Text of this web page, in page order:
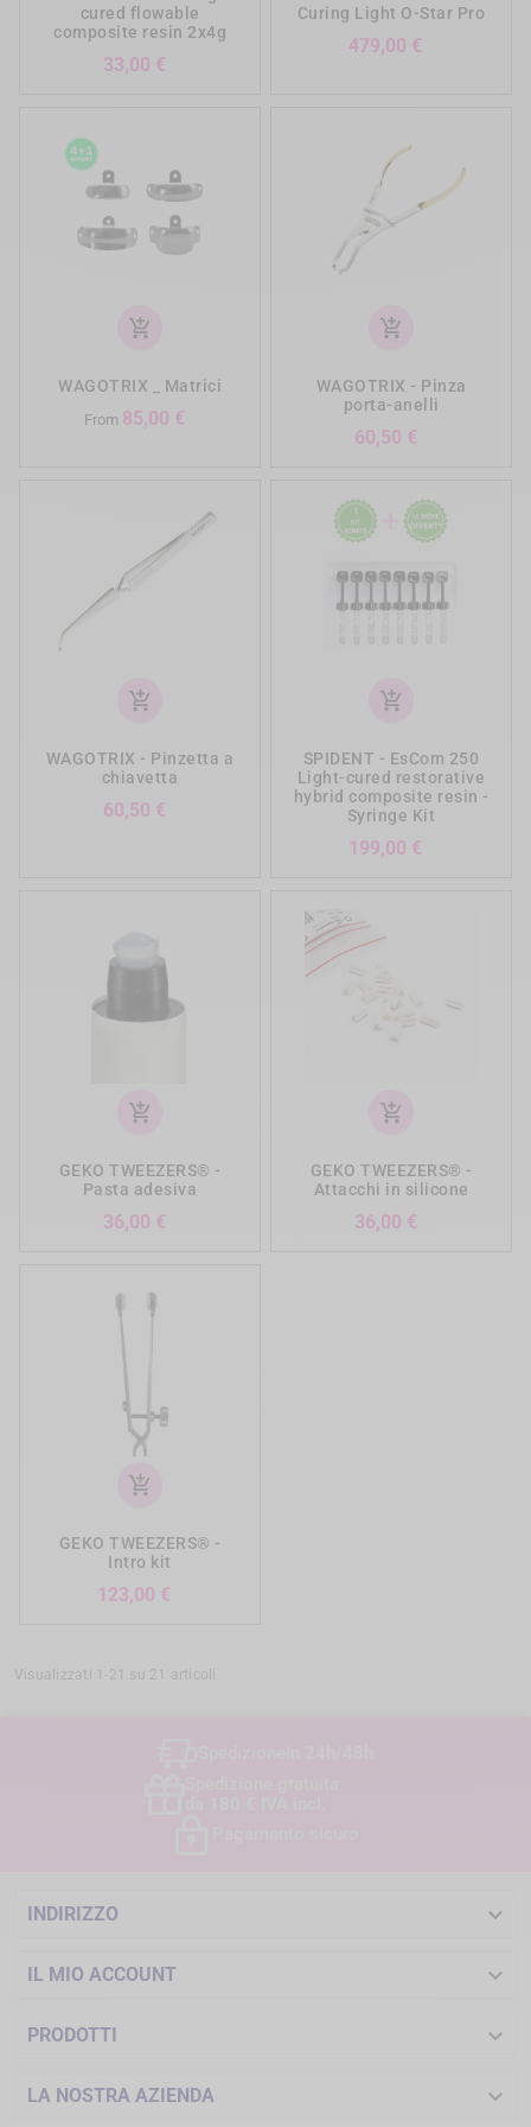
cured flowable
composite resin 2x4g
33,00 €
Curing Light O-Star Pro
479,00 €
add_shopping_cart
WAGOTRIX _ Matrici
From 85,00 €
add_shopping_cart
WAGOTRIX - Pinza
porta-anelli
60,50 €
add_shopping_cart
WAGOTRIX - Pinzetta a
chiavetta
60,50 €
add_shopping_cart
SPIDENT - EsCom 250
Light-cured restorative
hybrid composite resin -
Syringe Kit
199,00 €
add_shopping_cart
GEKO TWEEZERS® -
Pasta adesiva
36,00 €
add_shopping_cart
GEKO TWEEZERS® -
Attacchi in silicone
36,00 €
add_shopping_cart
GEKO TWEEZERS® -
Intro kit
123,00 €
Visualizzati 1-21 su 21 articoli
INDIRIZZO 
IL MIO ACCOUNT 
PRODOTTI 
LA NOSTRA AZIENDA 